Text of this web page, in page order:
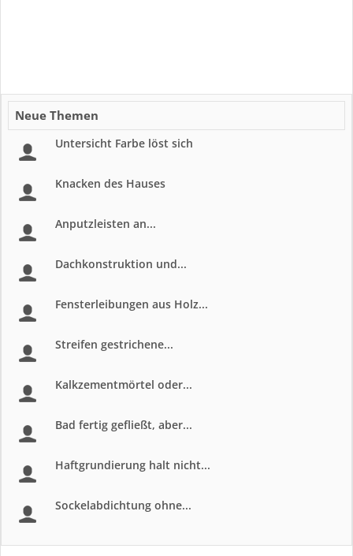
Neue Themen
Untersicht Farbe löst sich
Knacken des Hauses
Anputzleisten an...
Dachkonstruktion und...
Fensterleibungen aus Holz...
Streifen gestrichene...
Kalkzementmörtel oder...
Bad fertig gefließt, aber...
Haftgrundierung halt nicht...
Sockelabdichtung ohne...